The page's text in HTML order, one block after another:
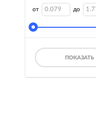
от до
ПОКАЗАТЬ